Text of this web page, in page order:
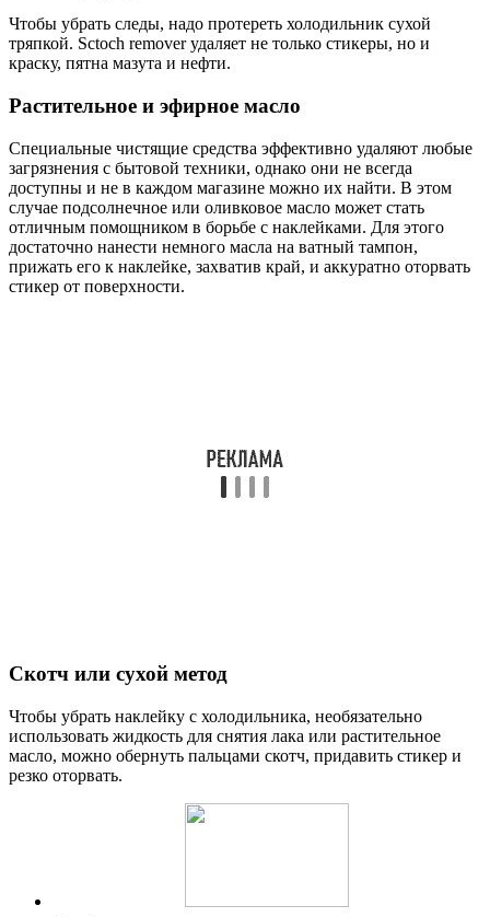
Чтобы убрать следы, надо протереть холодильник сухой
тряпкой. Sctoch remover удаляет не только стикеры, но и
краску, пятна мазута и нефти.
Растительное и эфирное масло
Специальные чистящие средства эффективно удаляют любые
загрязнения с бытовой техники, однако они не всегда
доступны и не в каждом магазине можно их найти. В этом
случае подсолнечное или оливковое масло может стать
отличным помощником в борьбе с наклейками. Для этого
достаточно нанести немного масла на ватный тампон,
прижать его к наклейке, захватив край, и аккуратно оторвать
стикер от поверхности.
Скотч или сухой метод
Чтобы убрать наклейку с холодильника, необязательно
использовать жидкость для снятия лака или растительное
масло, можно обернуть пальцами скотч, придавить стикер и
резко оторвать.